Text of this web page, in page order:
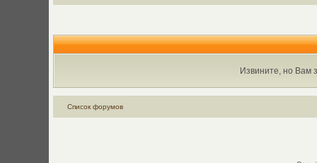
Извините, но Вам
Список форумов